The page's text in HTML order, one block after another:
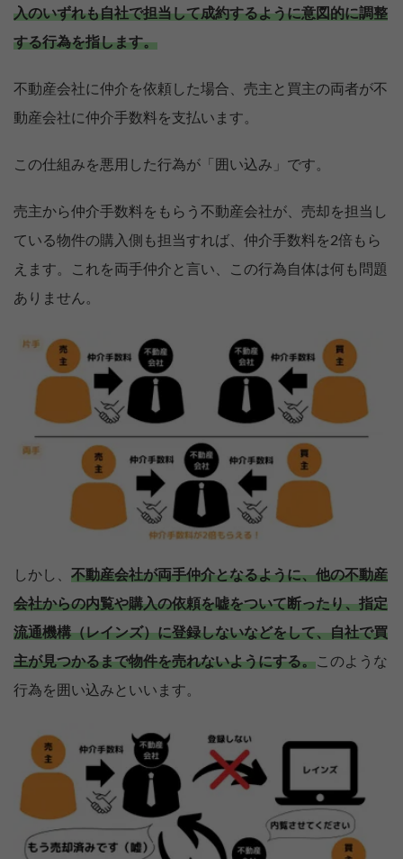
入のいずれも自社で担当して成約するように意図的に調整
する行為を指します。
不動産会社に仲介を依頼した場合、売主と買主の両者が不
動産会社に仲介手数料を支払います。
この仕組みを悪用した行為が「囲い込み」です。
売主から仲介手数料をもらう不動産会社が、売却を担当し
ている物件の購入側も担当すれば、仲介手数料を2倍もら
えます。これを両手仲介と言い、この行為自体は何も問題
ありません。
しかし、 不動産会社が両手仲介となるように、他の不動産
会社からの内覧や購入の依頼を嘘をついて断ったり、指定
流通機構（レインズ）に登録しないなどをして、自社で買
主が見つかるまで物件を売れないようにする。このような
行為を囲い込みといいます。